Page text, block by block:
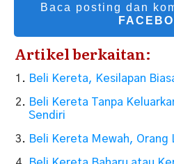
Baca posting dan
Artikel berkaitan:
Beli Kereta, Kesilapan
Beli Kereta Tanpa
Sendiri
Beli Kereta Mewah, Orang